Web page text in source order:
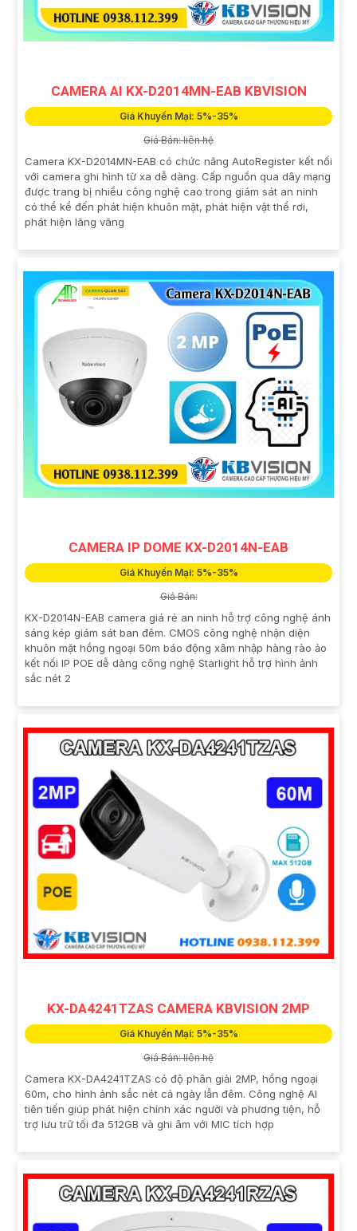
CAMERA AI KX-D2014MN-EAB KBVISION
Giá Khuyến Mại: 5%-35%
Giá Bán: liên hệ
Camera KX-D2014MN-EAB có chức năng AutoRegister kết nối
với camera ghi hình từ xa dễ dàng. Cấp nguồn qua dây mạng
được trang bị nhiều công nghệ cao trong giám sát an ninh
có thể kể đến phát hiện khuôn mặt, phát hiện vật thể rơi,
phát hiện lãng vãng
CAMERA IP DOME KX-D2014N-EAB
Giá Khuyến Mại: 5%-35%
Giá Bán:
KX-D2014N-EAB camera giá rẻ an ninh hỗ trợ công nghệ ánh
sáng kép giám sát ban đêm. CMOS công nghệ nhận diện
khuôn mặt hồng ngoại 50m báo động xâm nhập hàng rào ảo
kết nối IP POE dễ dàng công nghệ Starlight hỗ trợ hình ảnh
sắc nét 2
KX-DA4241TZAS CAMERA KBVISION 2MP
Giá Khuyến Mại: 5%-35%
Giá Bán: liên hệ
Camera KX-DA4241TZAS có độ phân giải 2MP, hồng ngoại
60m, cho hình ảnh sắc nét cả ngày lẫn đêm. Công nghệ AI
tiên tiến giúp phát hiện chính xác người và phương tiện, hỗ
trợ lưu trữ tối đa 512GB và ghi âm với MIC tích hợp